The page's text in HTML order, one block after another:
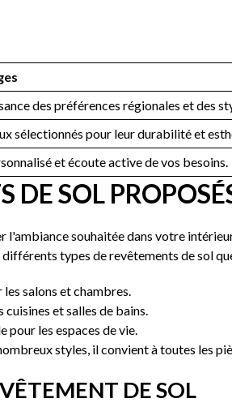
des préférences régionales et des
sélectionnés pour leur durabilité et
et écoute active de vos besoins.
DE SOL
souhaitée dans votre
types de revêtements de sol
salons et chambres.
cuisines et salles de bains.
pour les espaces de vie.
styles, il convient à toutes les
DE SOL